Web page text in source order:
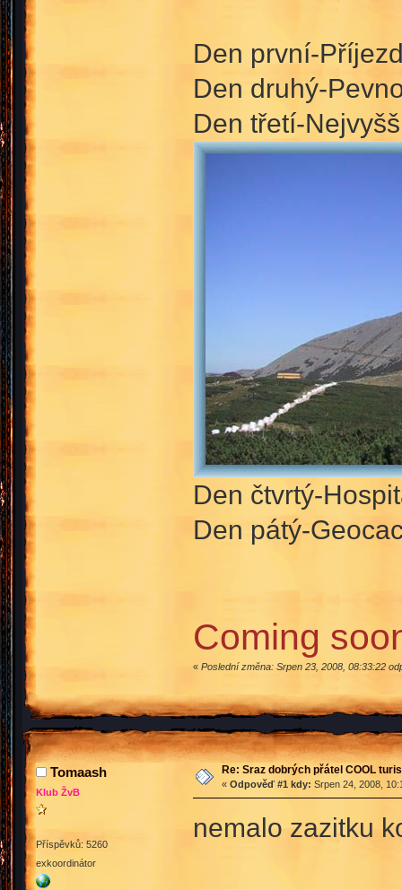
Den první-
Den druhý-
Den třetí-
Den čtvrtý-
Den pátý-
Coming
« Poslední změna: Srpen 23, 2008, 08:33:22
Tomaash
Klub ŽvB
Příspěvků: 5260
exkoordinátor
Re: Sraz dobrých přátel COOL
« Odpověď #1 kdy: Srpen 24, 2008,
nemalo zazitku